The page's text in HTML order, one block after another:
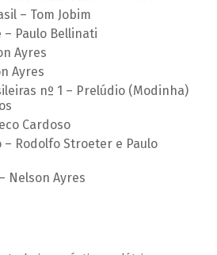
– Tom Jobim
Paulo Bellinati
Ayres
Ayres
nº 1 – Prelúdio (Modinha)
Cardoso
– Rodolfo Stroeter e Paulo
Nelson Ayres